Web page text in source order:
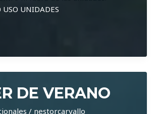
USO UNIDADES
DE VERANO
/ nestorcarvallo